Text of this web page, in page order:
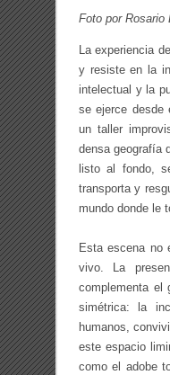
Foto por Rosario
La experiencia
y resiste en la
intelectual y la
se ejerce desde
un taller
densa geografía
listo al fondo,
transporta y
mundo donde le
Esta escena no
vivo. La
complementa el
simétrica: la
humanos,
este espacio
como el adobe